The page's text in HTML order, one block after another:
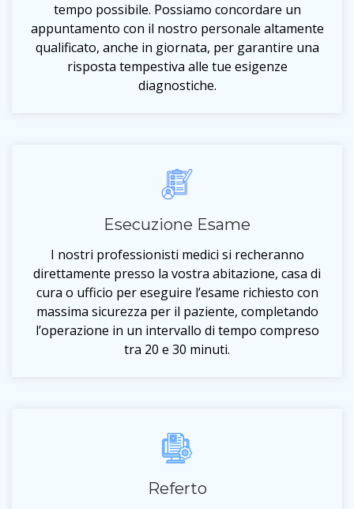
tempo possibile. Possiamo concordare un
appuntamento con il nostro personale altamente
qualificato, anche in giornata, per garantire una
risposta tempestiva alle tue esigenze
diagnostiche.
Esecuzione Esame
I nostri professionisti medici si recheranno
direttamente presso la vostra abitazione, casa di
cura o ufficio per eseguire l’esame richiesto con
massima sicurezza per il paziente, completando
l’operazione in un intervallo di tempo compreso
tra 20 e 30 minuti.
Referto